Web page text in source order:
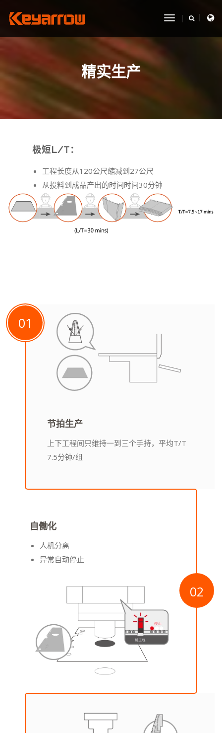
toggle
精实生产
极短L/T：
工程长度从120公尺缩减到27公尺
从投料到成品产出的时间时间30分钟
01
节拍生产
上下工程间只维持一到三个手持，平均T/T
7.5分钟/组
02
自働化
人机分离
异常自动停止